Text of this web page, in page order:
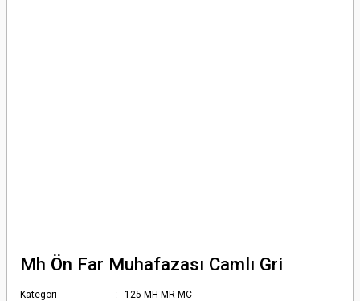
Mh Ön Far Muhafazası Camlı Gri
Kategori
125 MH-MR MC